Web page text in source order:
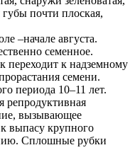
почти плоская,
–начале августа.
семенное.
переходит к надземному
семени.
периода 10–11 лет.
репродуктивная
вызывающее
выпасу крупного
Сплошные рубки